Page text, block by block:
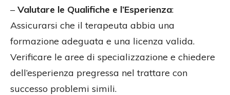
– Valutare le Qualifiche e l’Esperienza:
Assicurarsi che il terapeuta abbia una
formazione adeguata e una licenza valida.
Verificare le aree di specializzazione e chiedere
dell’esperienza pregressa nel trattare con
successo problemi simili.